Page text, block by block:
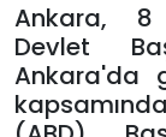
Ankara, 8
Devlet
Ankara'da